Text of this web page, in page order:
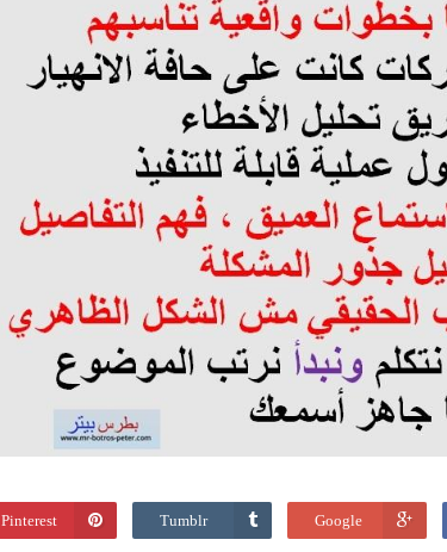
Google
Tumblr
Pinterest